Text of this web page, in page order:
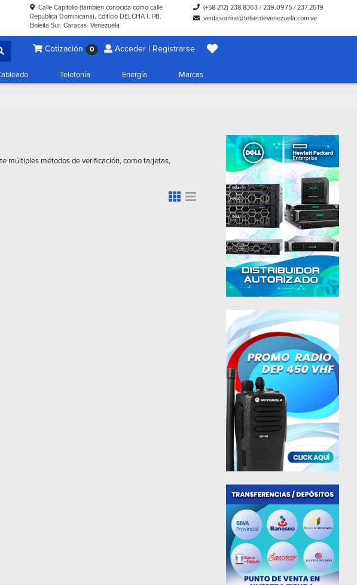
Calle Capitolio (también conocida como calle
República Dominicana), Edificio DELCHA I, PB.
Boleíta Sur. Caracas- Venezuela
(+58-212) 238.8363 /239.0975 /237.2619
ventasonline@telserdevenezuela.com.ve
Cotización 0 Acceder | Registrarse
Telefonía Energía Marcas
múltiples métodos de verificación, como tarjetas,